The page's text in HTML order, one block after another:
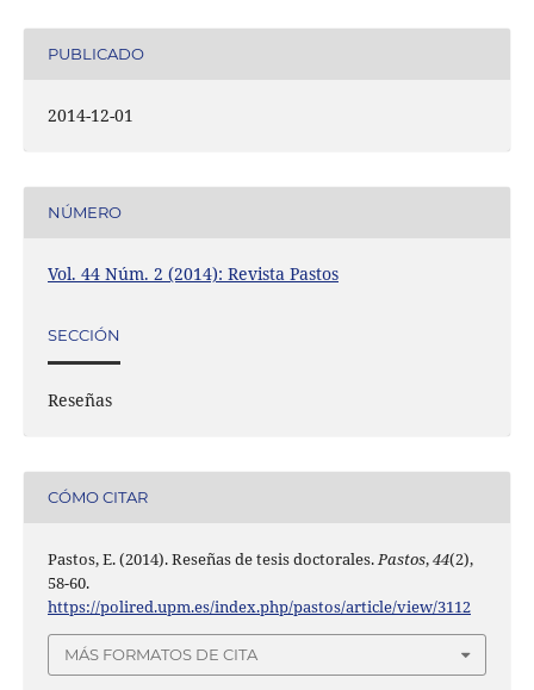
PUBLICADO
2014-12-01
NÚMERO
Vol. 44 Núm. 2 (2014): Revista Pastos
SECCIÓN
Reseñas
CÓMO CITAR
Pastos, E. (2014). Reseñas de tesis doctorales.Pastos,44(2),
58-60.
https://polired.upm.es/index.php/pastos/article/view/3112
MÁS FORMATOS DE CITA